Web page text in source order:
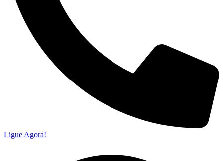
Ligue Agora!